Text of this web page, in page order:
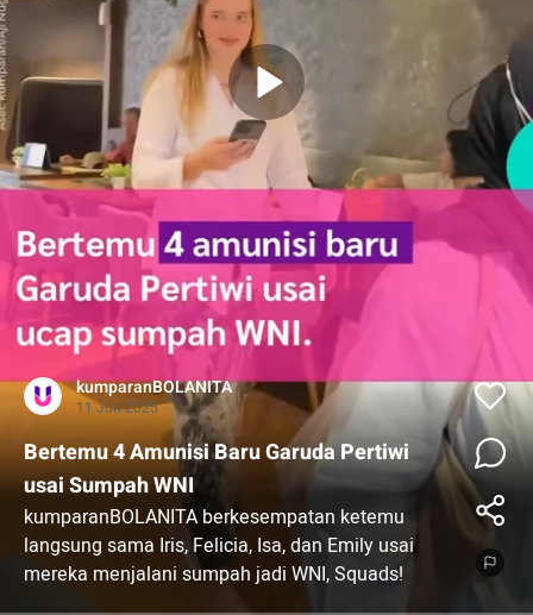
kumparanBOLANITA
11 Jun 2025
Bertemu 4 Amunisi Baru Garuda Pertiwi
usai Sumpah WNI
kumparanBOLANITA berkesempatan ketemu
langsung sama Iris, Felicia, Isa, dan Emily usai
mereka menjalani sumpah jadi WNI, Squads!